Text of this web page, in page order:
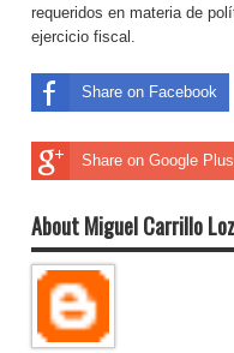
requeridos en materia de
ejercicio fiscal.
Share on Facebook
Share on Google Plus
About Miguel Carrillo